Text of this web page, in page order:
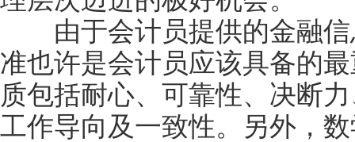
由于会计员提供的金融信
准也许是会计员应该具备的
质包括耐心、可靠性、决断
工作导向及一致性。另外，